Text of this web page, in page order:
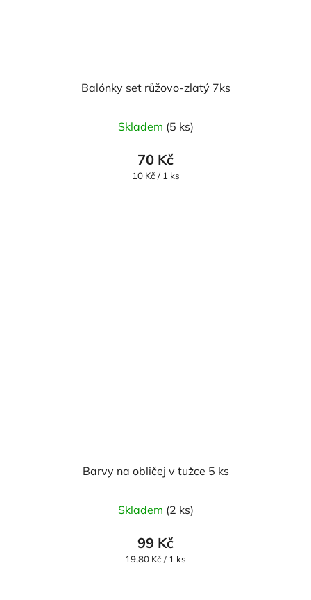
Balónky set růžovo-zlatý 7ks
Skladem (5 ks)
70 Kč
Měrná
10 Kč / 1 ks
Barvy na obličej v tužce 5 ks
Skladem (2 ks)
99 Kč
Měrná
19,80 Kč / 1 ks